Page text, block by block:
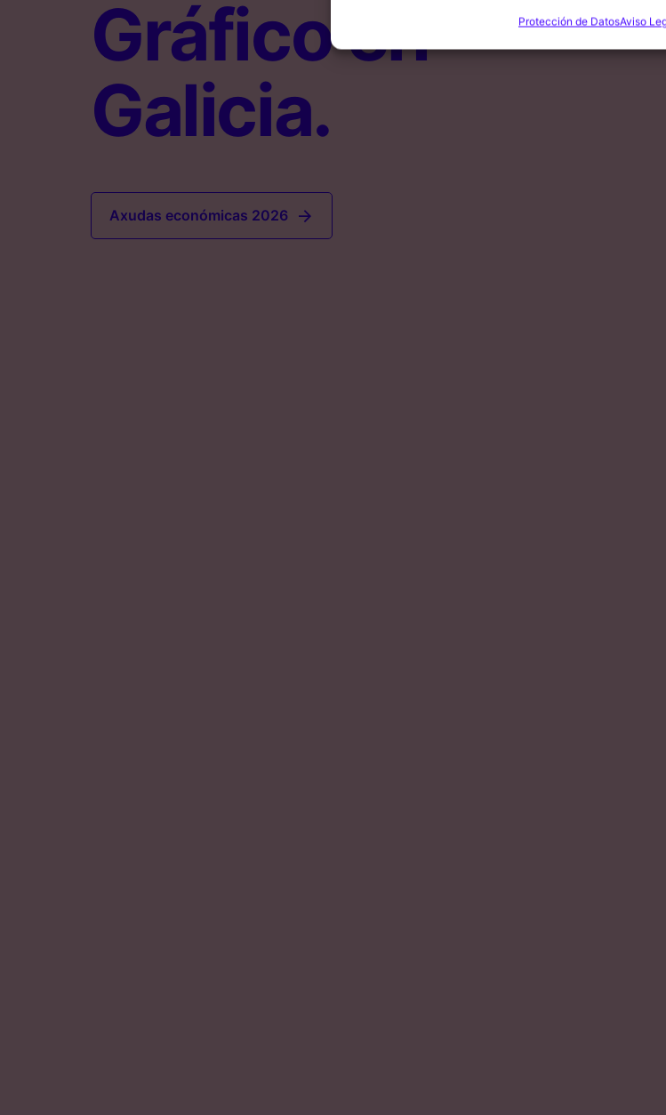
Protección de DatosAviso
Gráfico en
Galicia.
Axudas económicas 2026